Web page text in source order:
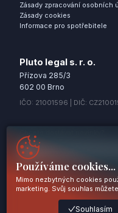
Zásady zpracování osobních
Zásady cookies
Informace pro spotřebitele
Pluto legal s. r. o.
Přízova 285/3
602 00 Brno
IČO: 21001596 | DIČ:
Odesláním souhlasíte se Zásadami
© 2025 Pluto legal
Používáme cookies...
Mimo nezbytných cookies
marketing. Svůj souhlas
Nezbytné
Souhlasím